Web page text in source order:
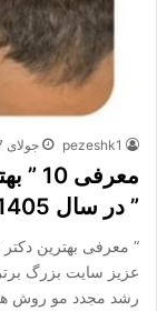
pezeshk1 جولای 17, 2022
” در سال 1405
“ معرفی بهترین
عزیز سایت بزرگ
رشد مجدد مو روش